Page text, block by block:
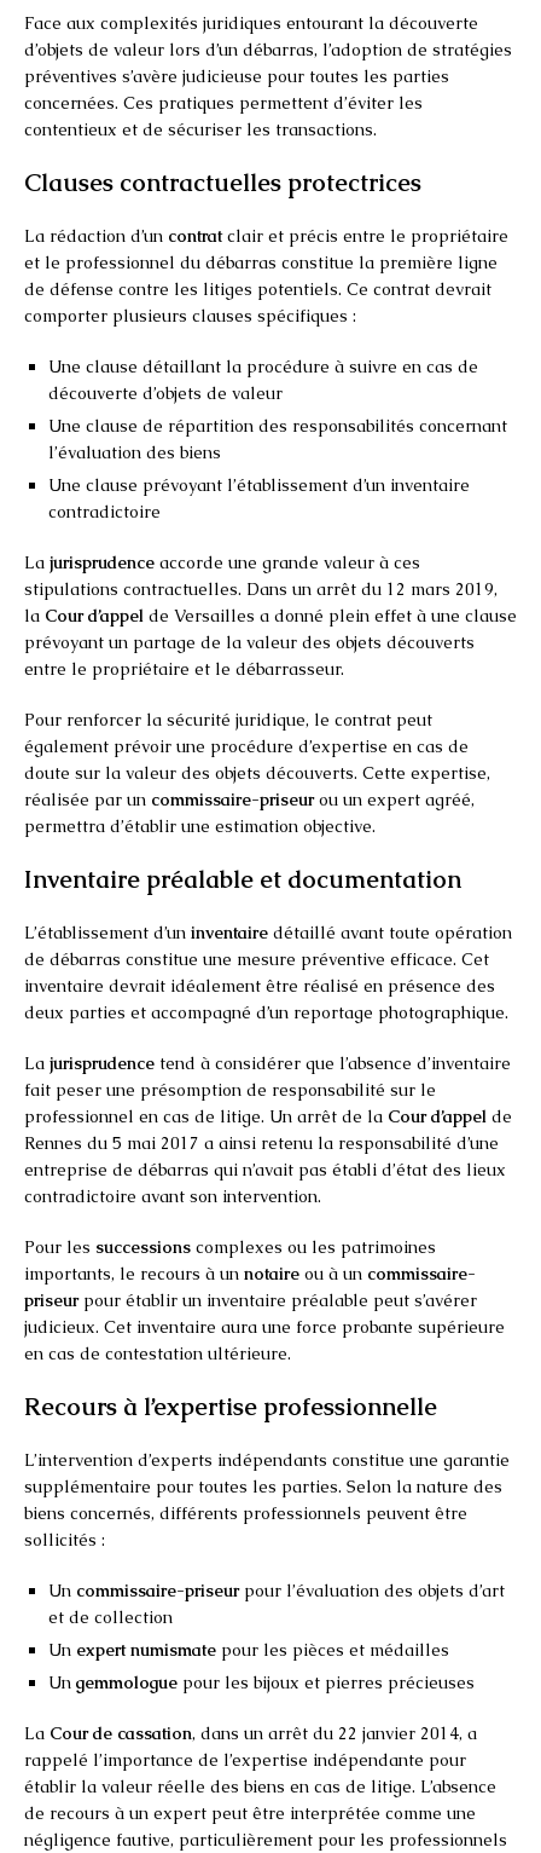
Face aux complexités juridiques entourant la découverte
d’objets de valeur lors d’un débarras, l’adoption de stratégies
préventives s’avère judicieuse pour toutes les parties
concernées. Ces pratiques permettent d’éviter les
contentieux et de sécuriser les transactions.
Clauses contractuelles protectrices
La rédaction d’un contratclair et précis entre le propriétaire
et le professionnel du débarras constitue la première ligne
de défense contre les litiges potentiels. Ce contrat devrait
comporter plusieurs clauses spécifiques :
Une clause détaillant la procédure à suivre en cas de
découverte d’objets de valeur
Une clause de répartition des responsabilités concernant
l’évaluation des biens
Une clause prévoyant l’établissement d’un inventaire
contradictoire
La jurisprudence accorde une grande valeur à ces
stipulations contractuelles. Dans un arrêt du 12 mars 2019,
la Cour d’appel de Versailles a donné plein effet à une clause
prévoyant un partage de la valeur des objets découverts
entre le propriétaire et le débarrasseur.
Pour renforcer la sécurité juridique, le contrat peut
également prévoir une procédure d’expertise en cas de
doute sur la valeur des objets découverts. Cette expertise,
réalisée par un commissaire-priseurou un expert agréé,
permettra d’établir une estimation objective.
Inventaire préalable et documentation
L’établissement d’un inventaire détaillé avant toute opération
de débarras constitue une mesure préventive efficace. Cet
inventaire devrait idéalement être réalisé en présence des
deux parties et accompagné d’un reportage photographique.
La jurisprudence tend à considérer que l’absence d’inventaire
fait peser une présomption de responsabilité sur le
professionnel en cas de litige. Un arrêt de la Cour d’appel de
Rennes du 5 mai 2017 a ainsi retenu la responsabilité d’une
entreprise de débarras qui n’avait pas établi d’état des lieux
contradictoire avant son intervention.
Pour les successions complexes ou les patrimoines
importants, le recours à un notaire ou à un commissaire-
priseurpour établir un inventaire préalable peut s’avérer
judicieux. Cet inventaire aura une force probante supérieure
en cas de contestation ultérieure.
Recours à l’expertise professionnelle
L’intervention d’experts indépendants constitue une garantie
supplémentaire pour toutes les parties. Selon la nature des
biens concernés, différents professionnels peuvent être
sollicités :
Un commissaire-priseurpour l’évaluation des objets d’art
et de collection
Un expert numismate pour les pièces et médailles
Un gemmologue pour les bijoux et pierres précieuses
La Cour de cassation, dans un arrêt du 22 janvier 2014, a
rappelé l’importance de l’expertise indépendante pour
établir la valeur réelle des biens en cas de litige. L’absence
de recours à un expert peut être interprétée comme une
négligence fautive, particulièrement pour les professionnels